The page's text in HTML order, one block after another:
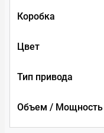
Коробка
Цвет
Тип привода
Объем / Мощность